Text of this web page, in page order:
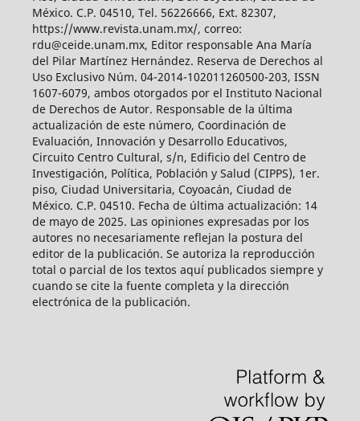
México. C.P. 04510, Tel. 56226666, Ext. 82307,
https://www.revista.unam.mx/, correo:
rdu@ceide.unam.mx, Editor responsable Ana María
del Pilar Martínez Hernández. Reserva de Derechos al
Uso Exclusivo Núm. 04-2014-102011260500-203, ISSN
1607-6079, ambos otorgados por el Instituto Nacional
de Derechos de Autor. Responsable de la última
actualización de este número, Coordinación de
Evaluación, Innovación y Desarrollo Educativos,
Circuito Centro Cultural, s/n, Edificio del Centro de
Investigación, Política, Población y Salud (CIPPS), 1er.
piso, Ciudad Universitaria, Coyoacán, Ciudad de
México. C.P. 04510. Fecha de última actualización: 14
de mayo de 2025. Las opiniones expresadas por los
autores no necesariamente reflejan la postura del
editor de la publicación. Se autoriza la reproducción
total o parcial de los textos aquí publicados siempre y
cuando se cite la fuente completa y la dirección
electrónica de la publicación.